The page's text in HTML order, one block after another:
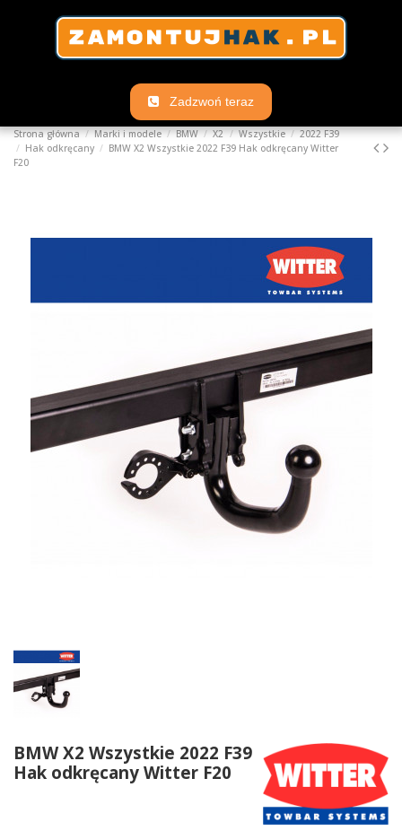
Zadzwoń teraz
Strona główna Marki i modele BMW X2 Wszystkie
2022 F39
Hak odkręcany
BMW X2 Wszystkie 2022 F39 Hak odkręcany Witter
F20
BMW X2 Wszystkie 2022 F39
Hak odkręcany Witter F20